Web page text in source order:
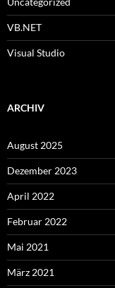
VB.NET
Visual Studio
ARCHIV
August 2025
Dezember 2023
April 2022
Februar 2022
Mai 2021
März 2021